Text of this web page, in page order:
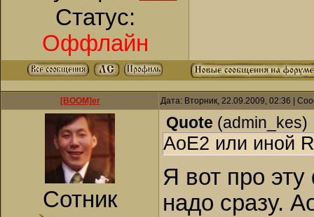
Статус:
Оффлайн
[BOOM]er Дата: Вторник, 22.09.2009, 02:36 |
Сотник
Quote (admin_kes)
AoE2 или иной
Я вот про
надо сразу.